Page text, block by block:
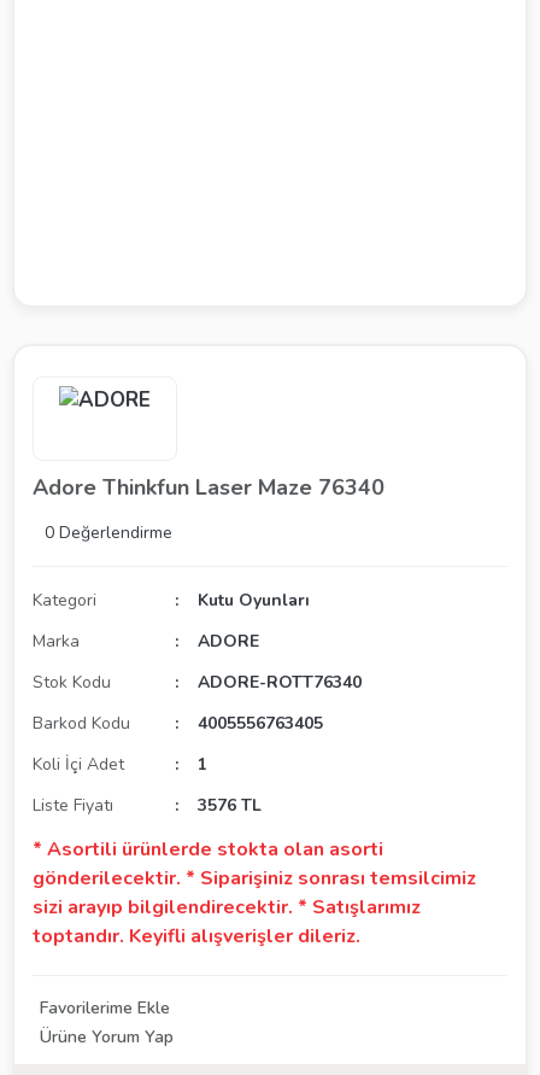
Adore Thinkfun Laser Maze 76340
0 Değerlendirme
Kategori
Kutu Oyunları
Marka
ADORE
Stok Kodu
ADORE-ROTT76340
Barkod Kodu
4005556763405
Koli İçi Adet
1
Liste Fiyatı
3576 TL
* Asortili ürünlerde stokta olan asorti
gönderilecektir. * Siparişiniz sonrası temsilcimiz
sizi arayıp bilgilendirecektir. * Satışlarımız
toptandır. Keyifli alışverişler dileriz.
Ürüne Yorum Yap